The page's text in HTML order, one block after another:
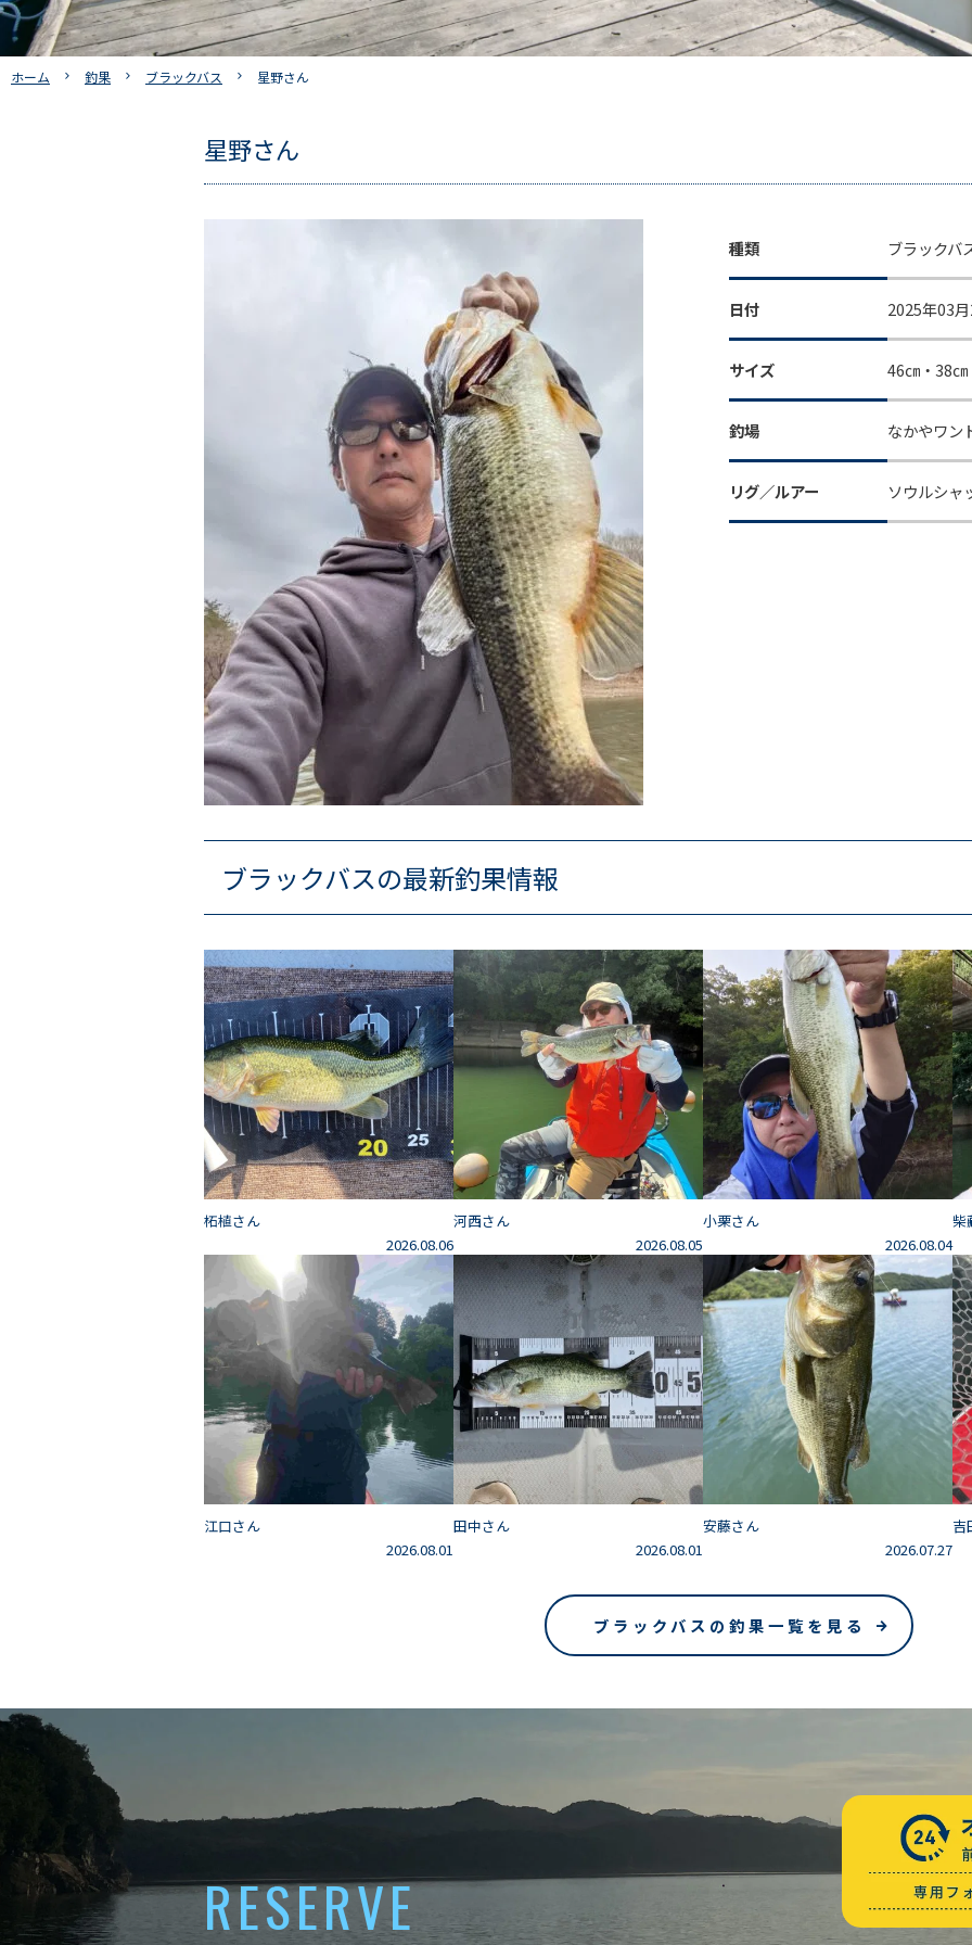
ホーム 釣果 ブラックバス 星野さん
星野さん
種類 ブラックバ
日付 2025年03
サイズ 46㎝・38
釣場 なかやワン
リグ／ルアー ソウルシャ
ブラックバスの最新釣果情報
柘植さん
2026.08.06
河西さん
2026.08.05
小栗さん
2026.08.04
柴
江口さん
2026.08.01
田中さん
2026.08.01
安藤さん
2026.07.27
吉
ブラックバスの釣果一覧を見る
RESERVE